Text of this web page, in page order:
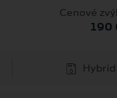
Cenové
190
Hybrid